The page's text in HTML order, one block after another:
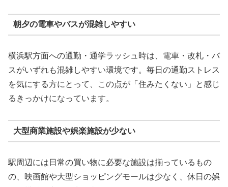
朝夕の電車やバスが混雑しやすい
横浜駅方面への通勤・通学ラッシュ時は、電車・改札・バ
スがいずれも混雑しやすい環境です。毎日の通勤ストレス
を気にする方にとって、この点が「住みたくない」と感じ
るきっかけになっています。
大型商業施設や娯楽施設が少ない
駅周辺には日常の買い物に必要な施設は揃っているもの
の、映画館や大型ショッピングモールは少なく、休日の娯